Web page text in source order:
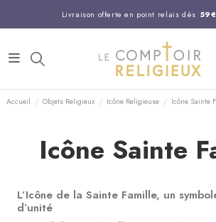
Livraison offerte en point relais dès
Entreprise Française familiale
Support client disponible au 03 20
Commandez avant 14H, expédition le
Accueil Objets Religieux Icône Religieuse Icône Sainte
Icône Sainte
L’Icône de la Sainte Famille, un
d’unité